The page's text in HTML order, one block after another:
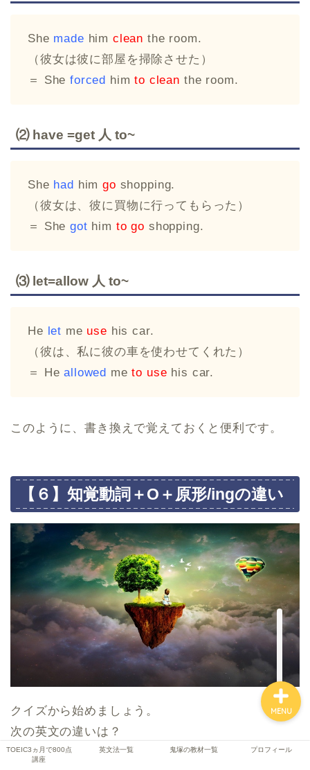
She made him clean the room.
（彼女は彼に部屋を掃除させた）
＝ Sheforced himto clean the room.
⑵ have =get 人 to~
She had himgo shopping.
（彼女は、彼に買物に行ってもらった）
＝ Shegot him to go shopping.
⑶ let=allow 人 to~
He let me use his car.
（彼は、私に彼の車を使わせてくれた）
＝ Heallowed meto use his car.
このように、書き換えで覚えておくと便利です。
【６】知覚動詞＋O＋原形/ingの違い
クイズから始めましょう。
次の英文の違いは？
TOEIC3ヵ月で800点
講座
英文法一覧 鬼塚の教材一覧 プロフィール
MENU
TOEIC3ヵ月で800点講座
英文法一覧
鬼塚の教材一覧
プロフィール